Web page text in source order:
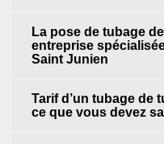
La pose de tubage
entreprise
Saint Junien
Tarif d’un tubage de
ce que vous devez